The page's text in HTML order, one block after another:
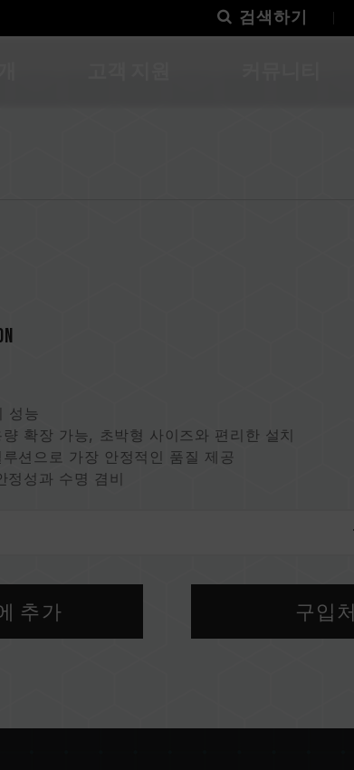
검색하기
성능
확장 가능, 초박형 사이즈와 편리한 설치
션으로 가장 안정적인 품질 제공
정성과 수명 겸비
I703921)
CN 211019739 U)
추가 구입처